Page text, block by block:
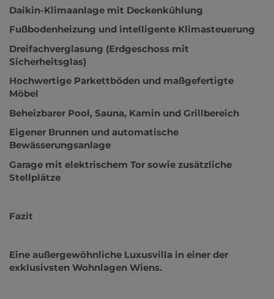
Daikin-Klimaanlage mit Deckenkühlung
Fußbodenheizung und intelligente Klimasteuerung
Dreifachverglasung (Erdgeschoss mit
Sicherheitsglas)
Hochwertige Parkettböden und maßgefertigte
Möbel
Beheizbarer Pool, Sauna, Kamin und Grillbereich
Eigener Brunnen und automatische
Bewässerungsanlage
Garage mit elektrischem Tor sowie zusätzliche
Stellplätze
Fazit
Eine außergewöhnliche Luxusvilla in einer der
exklusivsten Wohnlagen Wiens.